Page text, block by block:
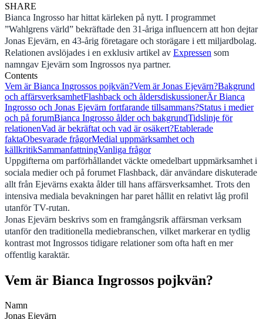
SHARE
Bianca Ingrosso har hittat kärleken på nytt. I programmet
”Wahlgrens värld” bekräftade den 31-åriga influencern att hon dejtar
Jonas Ejevärn, en 43-årig företagare och storägare i ett miljardbolag.
Relationen avslöjades i en exklusiv artikel av Expressen som
namngav Ejevärn som Ingrossos nya partner.
Contents
Vem är Bianca Ingrossos pojkvän?Vem är Jonas Ejevärn?Bakgrund
och affärsverksamhetFlashback och åldersdiskussionerÄr Bianca
Ingrosso och Jonas Ejevärn fortfarande tillsammans?Status i medier
och på forumBianca Ingrosso ålder och bakgrundTidslinje för
relationenVad är bekräftat och vad är osäkert?Etablerade
faktaObesvarade frågorMedial uppmärksamhet och
källkritikSammanfattningVanliga frågor
Uppgifterna om parförhållandet väckte omedelbart uppmärksamhet i
sociala medier och på forumet Flashback, där användare diskuterade
allt från Ejevärns exakta ålder till hans affärsverksamhet. Trots den
intensiva mediala bevakningen har paret hållit en relativt låg profil
utanför TV-rutan.
Jonas Ejevärn beskrivs som en framgångsrik affärsman verksam
utanför den traditionella mediebranschen, vilket markerar en tydlig
kontrast mot Ingrossos tidigare relationer som ofta haft en mer
offentlig karaktär.
Vem är Bianca Ingrossos pojkvän?
Namn
Jonas Ejevärn